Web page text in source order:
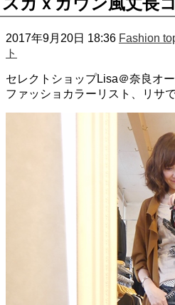
2017年9月20日 18:36 Fashion
ト
セレクトショップLisa＠奈良オ
ファッショカラーリスト、リサで